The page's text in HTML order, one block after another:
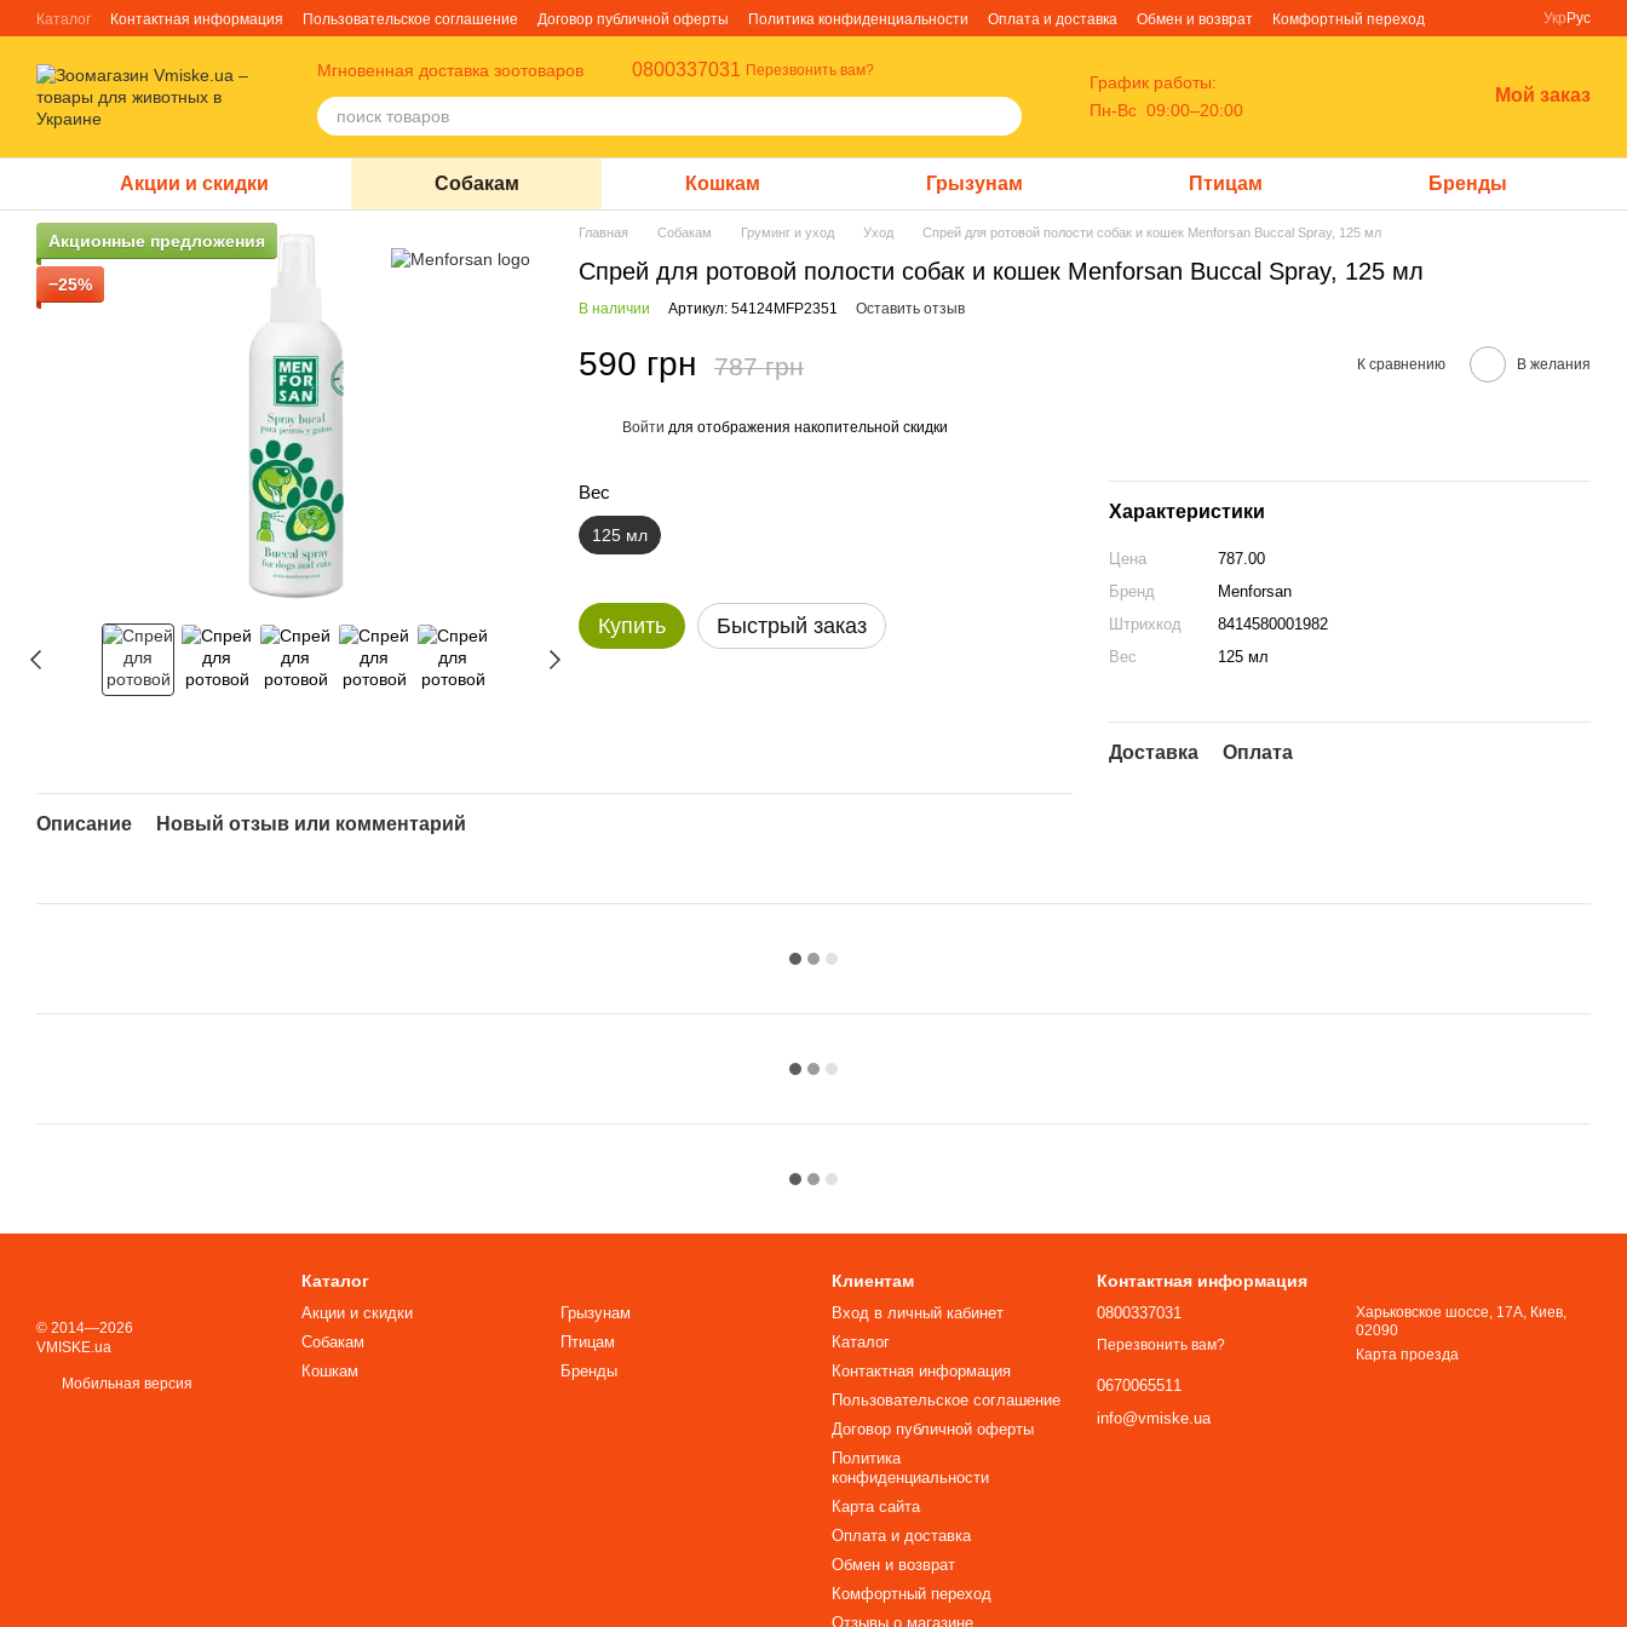
Перейти к основному контенту
Каталог Контактная информация Пользовательское соглашение Договор публичной оферты Политика конфиденциальности Оплата и доставка Обмен и возврат
Комфортный переход
Укр Рус
Мгновенная доставка зоотоваров 0800337031 Перезвонить вам?
График работы:
Пн-Вс 09:00–20:00
Мой заказ
Акции и скидки Собакам Кошкам Грызунам Птицам Бренды
Акционные предложения
−25%
Главная Собакам Груминг и уход Уход Спрей для ротовой полости собак и кошек Menforsan Buccal Spray, 125 мл
Спрей для ротовой полости собак и кошек Menforsan Buccal Spray, 125 мл
В наличии Артикул: 54124MFP2351 Оставить отзыв
590 грн 787 грн К сравнению В желания
Войти для отображения накопительной скидки
Вес
125 мл
Купить Быстрый заказ
Характеристики
Цена
787.00
Бренд
Menforsan
Штрихкод
8414580001982
Вес
125 мл
Доставка Оплата
Описание Новый отзыв или комментарий
© 2014—2026
VMISKE.ua
Мобильная версия
Каталог
Акции и скидки
Собакам
Кошкам
Грызунам
Птицам
Бренды
Клиентам
Вход в личный кабинет
Каталог
Контактная информация
Пользовательское соглашение
Договор публичной оферты
Политика
конфиденциальности
Карта сайта
Оплата и доставка
Обмен и возврат
Комфортный переход
Отзывы о магазине
Контактная информация
0800337031
Перезвонить вам?
0670065511
info@vmiske.ua
Харьковское шоссе, 17А, Киев,
02090
Карта проезда